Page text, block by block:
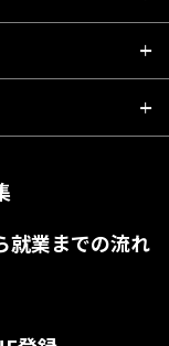
就業までの流れ